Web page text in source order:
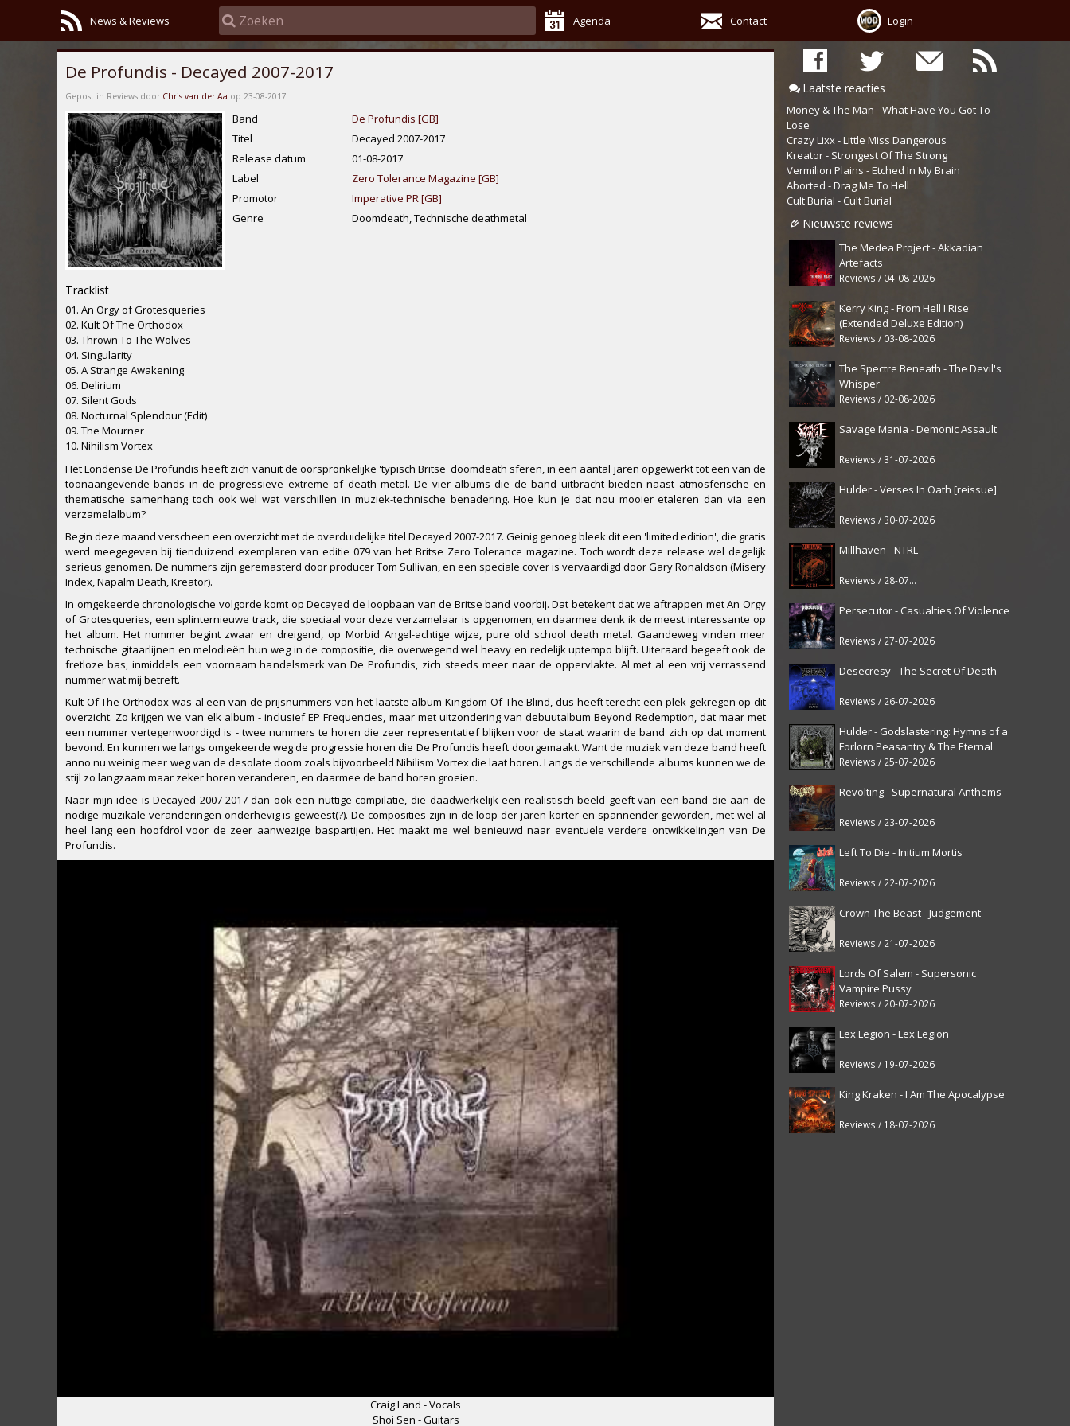
News & Reviews Agenda Contact Login
Laatste reacties
Money & The Man - What Have You Got To
Lose
Crazy Lixx - Little Miss Dangerous
Kreator - Strongest Of The Strong
Vermilion Plains - Etched In My Brain
Aborted - Drag Me To Hell
Cult Burial - Cult Burial
Nieuwste reviews
The Medea Project - Akkadian
Artefacts
Reviews / 04-08-2026
Kerry King - From Hell I Rise
(Extended Deluxe Edition)
Reviews / 03-08-2026
The Spectre Beneath - The Devil's
Whisper
Reviews / 02-08-2026
Savage Mania - Demonic Assault
Reviews / 31-07-2026
Hulder - Verses In Oath [reissue]
Reviews / 30-07-2026
Millhaven - NTRL
Reviews / 28-07-2026
Persecutor - Casualties Of Violence
Reviews / 27-07-2026
Desecresy - The Secret Of Death
Reviews / 26-07-2026
Hulder - Godslastering: Hymns of a
Forlorn Peasantry & The Eternal
Fanfare [reissue]
Reviews / 25-07-2026
Revolting - Supernatural Anthems
Reviews / 23-07-2026
Left To Die - Initium Mortis
Reviews / 22-07-2026
Crown The Beast - Judgement
Reviews / 21-07-2026
Lords Of Salem - Supersonic
Vampire Pussy
Reviews / 20-07-2026
Lex Legion - Lex Legion
Reviews / 19-07-2026
King Kraken - I Am The Apocalypse
Reviews / 18-07-2026
De Profundis - Decayed 2007-2017
Gepost in Reviews door Chris van der Aa op 23-08-2017
Band
De Profundis [GB]
Titel
Decayed 2007-2017
Release datum
01-08-2017
Label
Zero Tolerance Magazine [GB]
Promotor
Imperative PR [GB]
Genre
Doomdeath, Technische deathmetal
Tracklist
01. An Orgy of Grotesqueries
02. Kult Of The Orthodox
03. Thrown To The Wolves
04. Singularity
05. A Strange Awakening
06. Delirium
07. Silent Gods
08. Nocturnal Splendour (Edit)
09. The Mourner
10. Nihilism Vortex
Het Londense De Profundis heeft zich vanuit de oorspronkelijke 'typisch Britse' doomdeath sferen, in een aantal jaren opgewerkt tot een van de
toonaangevende bands in de progressieve extreme of death metal. De vier albums die de band uitbracht bieden naast atmosferische en
thematische samenhang toch ook wel wat verschillen in muziek-technische benadering. Hoe kun je dat nou mooier etaleren dan via een
verzamelalbum?
Begin deze maand verscheen een overzicht met de overduidelijke titel Decayed 2007-2017. Geinig genoeg bleek dit een 'limited edition', die gratis
werd meegegeven bij tienduizend exemplaren van editie 079 van het Britse Zero Tolerance magazine. Toch wordt deze release wel degelijk
serieus genomen. De nummers zijn geremasterd door producer Tom Sullivan, en een speciale cover is vervaardigd door Gary Ronaldson (Misery
Index, Napalm Death, Kreator).
In omgekeerde chronologische volgorde komt op Decayed de loopbaan van de Britse band voorbij. Dat betekent dat we aftrappen met An Orgy
of Grotesqueries, een splinternieuwe track, die speciaal voor deze verzamelaar is opgenomen; en daarmee denk ik de meest interessante op
het album. Het nummer begint zwaar en dreigend, op Morbid Angel-achtige wijze, pure old school death metal. Gaandeweg vinden meer
technische gitaarlijnen en melodieën hun weg in de compositie, die overwegend wel heavy en redelijk uptempo blijft. Uiteraard begeeft ook de
fretloze bas, inmiddels een voornaam handelsmerk van De Profundis, zich steeds meer naar de oppervlakte. Al met al een vrij verrassend
nummer wat mij betreft.
Kult Of The Orthodox was al een van de prijsnummers van het laatste album Kingdom Of The Blind, dus heeft terecht een plek gekregen op dit
overzicht. Zo krijgen we van elk album - inclusief EP Frequencies, maar met uitzondering van debuutalbum Beyond Redemption, dat maar met
een nummer vertegenwoordigd is - twee nummers te horen die zeer representatief blijken voor de staat waarin de band zich op dat moment
bevond. En kunnen we langs omgekeerde weg de progressie horen die De Profundis heeft doorgemaakt. Want de muziek van deze band heeft
anno nu weinig meer weg van de desolate doom zoals bijvoorbeeld Nihilism Vortex die laat horen. Langs de verschillende albums kunnen we de
stijl zo langzaam maar zeker horen veranderen, en daarmee de band horen groeien.
Naar mijn idee is Decayed 2007-2017 dan ook een nuttige compilatie, die daadwerkelijk een realistisch beeld geeft van een band die aan de
nodige muzikale veranderingen onderhevig is geweest(?). De composities zijn in de loop der jaren korter en spannender geworden, met wel al
heel lang een hoofdrol voor de zeer aanwezige baspartijen. Het maakt me wel benieuwd naar eventuele verdere ontwikkelingen van De
Profundis.
Craig Land - Vocals
Shoi Sen - Guitars